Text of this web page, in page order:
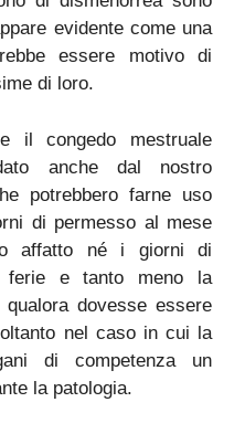
evidente come una
essere motivo di
di loro.
il congedo mestruale
anche dal nostro
potrebbero farne uso
di permesso al mese
affatto né i giorni di
e tanto meno la
dovesse essere
nel caso in cui la
di competenza un
la patologia.